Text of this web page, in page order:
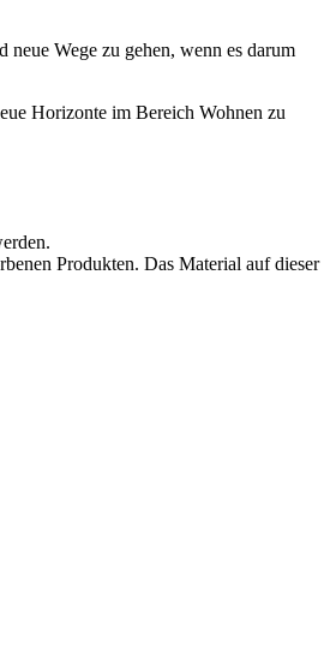
Wege zu gehen, wenn es darum
Horizonte im Bereich Wohnen zu
Produkten. Das Material auf dieser